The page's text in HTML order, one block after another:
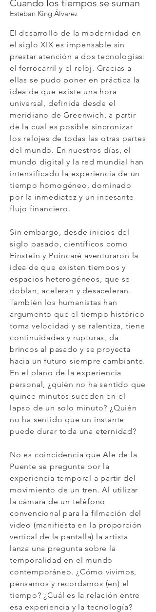
Cuando los tiempos se suman
Esteban King Álvarez
El desarrollo de la modernidad en
el siglo XIX es impensable sin
prestar atención a dos tecnologías:
el ferrocarril y el reloj. Gracias a
ellas se pudo poner en práctica la
idea de que existe una hora
universal, definida desde el
meridiano de Greenwich, a partir
de la cual es posible sincronizar
los relojes de todas las otras partes
del mundo. En nuestros días, el
mundo digital y la red mundial han
intensificado la experiencia de un
tiempo homogéneo, dominado
por la inmediatez y un incesante
flujo financiero.
Sin embargo, desde inicios del
siglo pasado, científicos como
Einstein y Poincaré aventuraron la
idea de que existen tiempos y
espacios heterogéneos, que se
doblan, aceleran y desaceleran.
También los humanistas han
argumento que el tiempo histórico
toma velocidad y se ralentiza, tiene
continuidades y rupturas, da
brincos al pasado y se proyecta
hacia un futuro siempre cambiante.
En el plano de la experiencia
personal, ¿quién no ha sentido que
quince minutos suceden en el
lapso de un solo minuto? ¿Quién
no ha sentido que un instante
puede durar toda una eternidad?
No es coincidencia que Ale de la
Puente se pregunte por la
experiencia temporal a partir del
movimiento de un tren. Al utilizar
la cámara de un teléfono
convencional para la filmación del
video (manifiesta en la proporción
vertical de la pantalla) la artista
lanza una pregunta sobre la
temporalidad en el mundo
contemporáneo. ¿Cómo vivimos,
pensamos y recordamos (en) el
tiempo? ¿Cuál es la relación entre
esa experiencia y la tecnología?